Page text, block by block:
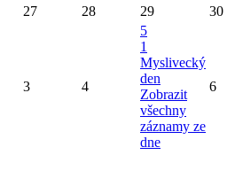
27 28 29 30
3 4
5
1
Myslivecký
den
Zobrazit
všechny
záznamy ze
dne
6